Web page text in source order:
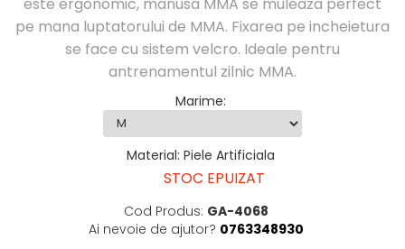
Perne Antebrat/Pao
Manechini Arte Martiale
Echipament Antrenori
Sorturi Kickboxing / MMA
Tricouri / Maiouri
Echipament compresie
Genti Echipament
este ergonomic, manusa MMA se muleaza perfect
pe mana luptatorului de MMA. Fixarea pe incheietura
se face cu sistem velcro. Ideale pentru
antrenamentul zilnic MMA.
Marime:
Material: Piele Artificiala
STOC EPUIZAT
Cod Produs: GA-4068
Ai nevoie de ajutor? 0763348930